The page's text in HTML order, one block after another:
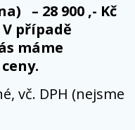
– 28 900 ,- Kč
V případě
máme
vč. DPH (nejsme